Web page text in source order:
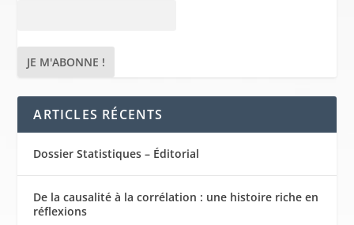
ARTICLES RÉCENTS
Dossier Statistiques – Éditorial
De la causalité à la corrélation : une histoire riche en
réflexions